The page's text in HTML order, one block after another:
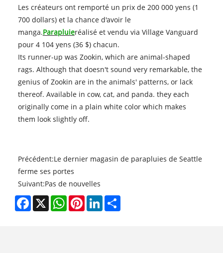
Les créateurs ont remporté un prix de 200 000 yens (1
700 dollars) et la chance d'avoir le
manga.Parapluieréalisé et vendu via Village Vanguard
pour 4 104 yens (36 $) chacun.
Its runner-up was Zookin, which are animal-shaped
rags. Although that doesn't sound very remarkable, the
genius of Zookin are in the animals' patterns, or lack
thereof. Available in cow, cat, and panda. they each
originally come in a plain white color which makes
them look slightly off.
Précédent:Le dernier magasin de parapluies de Seattle
ferme ses portes
Suivant:Pas de nouvelles
Facebook
X WhatsAppPinterestLinkedInShare